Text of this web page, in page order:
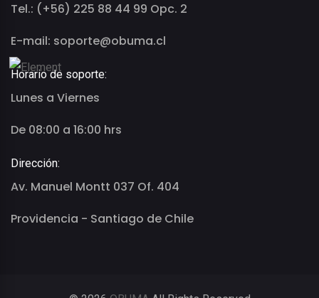
Tel.: (+56) 225 88 44 99 Opc. 2
E-mail: soporte@obuma.cl
Horario de soporte:
Lunes a Viernes
De 08:00 a 16:00 hrs
Dirección:
Av. Manuel Montt 037 Of. 404
Providencia - Santiago de Chile